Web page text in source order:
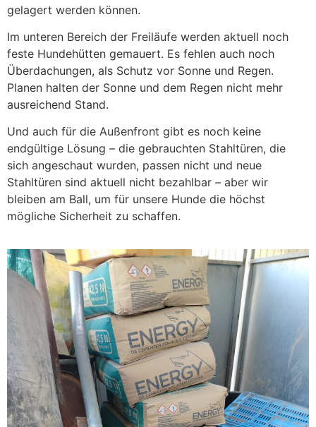
gelagert werden können.
Im unteren Bereich der Freiläufe werden aktuell noch
feste Hundehütten gemauert. Es fehlen auch noch
Überdachungen, als Schutz vor Sonne und Regen.
Planen halten der Sonne und dem Regen nicht mehr
ausreichend Stand.
Und auch für die Außenfront gibt es noch keine
endgültige Lösung – die gebrauchten Stahltüren, die
sich angeschaut wurden, passen nicht und neue
Stahltüren sind aktuell nicht bezahlbar – aber wir
bleiben am Ball, um für unsere Hunde die höchst
mögliche Sicherheit zu schaffen.